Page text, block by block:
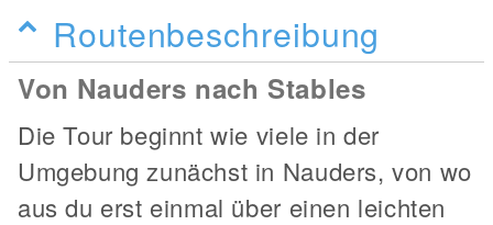
Routenbeschreibung
Von Nauders nach Stables
Die Tour beginnt wie viele in der
Umgebung zunächst in Nauders, von wo
aus du erst einmal über einen leichten